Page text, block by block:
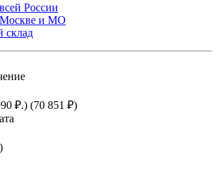
России
Москве и МО
склад
₽.) (70 851 ₽)